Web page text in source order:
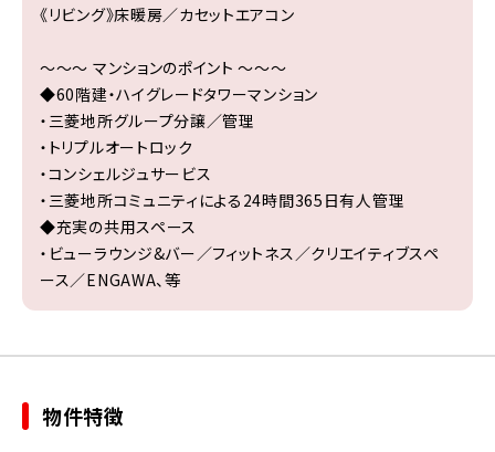
《リビング》床暖房／カセットエアコン
～～～ マンションのポイント ～～～
◆60階建・ハイグレードタワーマンション
・三菱地所グループ分譲／管理
・トリプルオートロック
・コンシェルジュサービス
・三菱地所コミュニティによる24時間365日有人管理
◆充実の共用スペース
・ビューラウンジ&バー／フィットネス／クリエイティブスペ
ース／ENGAWA、等
物件特徴